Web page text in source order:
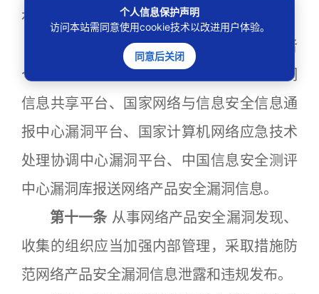
布。
鼓励发现网络产品安全漏洞的组织或者
个人向工业和信息化部网络安全威胁和漏洞
信息共享平台、国家网络与信息安全信息通
报中心漏洞平台、国家计算机网络应急技术
处理协调中心漏洞平台、中国信息安全测评
中心漏洞库报送网络产品安全漏洞信息。
第十一条 从事网络产品安全漏洞发现、
收集的组织应当加强内部管理，采取措施防
范网络产品安全漏洞信息泄露和违规发布。
个人信息保护声明
访问本站需同意使用cookie技术以改进用户体验。
同意后关闭